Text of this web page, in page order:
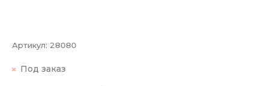
Артикул: 28080
Под заказ